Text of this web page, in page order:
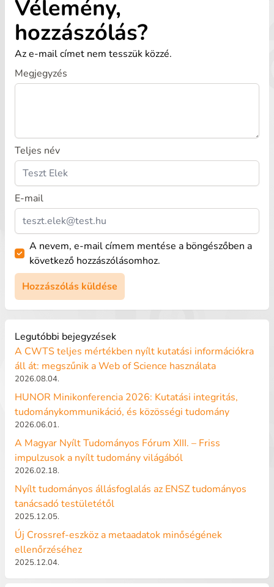
Vélemény,
hozzászólás?
Az e-mail címet nem tesszük közzé.
Megjegyzés
Teljes név
E-mail
A nevem, e-mail címem mentése a böngészőben a
következő hozzászólásomhoz.
Legutóbbi bejegyzések
A CWTS teljes mértékben nyílt kutatási információkra
áll át: megszűnik a Web of Science használata
2026.08.04.
HUNOR Minikonferencia 2026: Kutatási integritás,
tudománykommunikáció, és közösségi tudomány
2026.06.01.
A Magyar Nyílt Tudományos Fórum XIII. – Friss
impulzusok a nyílt tudomány világából
2026.02.18.
Nyílt tudományos állásfoglalás az ENSZ tudományos
tanácsadó testületétől
2025.12.05.
Új Crossref-eszköz a metaadatok minőségének
ellenőrzéséhez
2025.12.04.